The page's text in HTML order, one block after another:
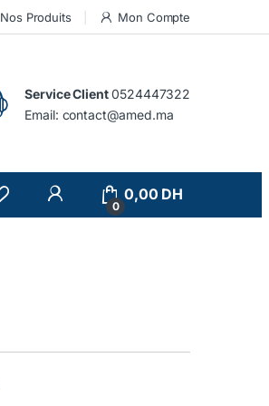
Nos Produits Mon Compte
Service Client 0524447322
Email: contact@amed.ma
0
0,00 DH